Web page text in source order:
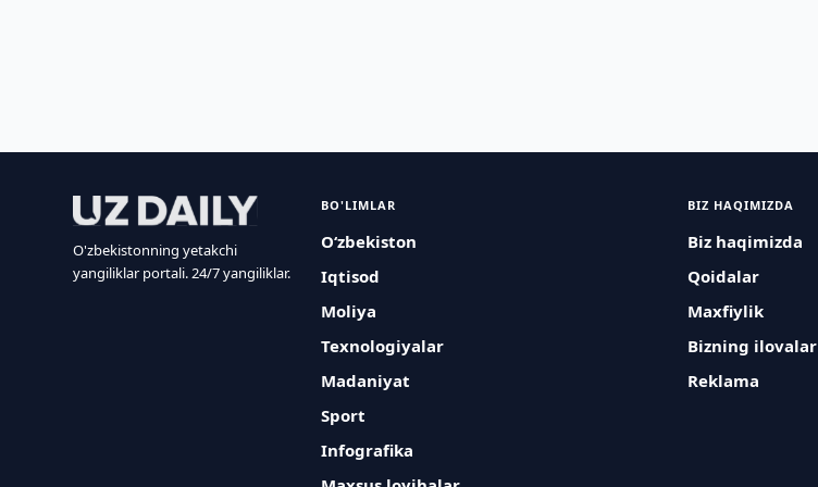
O'zbekistonning yetakchi
yangiliklar portali. 24/7 yangiliklar.
BO'LIMLAR
O‘zbekiston
Iqtisod
Moliya
Texnologiyalar
Madaniyat
Sport
Infografika
BIZ HAQIMIZDA
Biz haqimizda
Qoidalar
Maxfiylik
Bizning ilovalar
Reklama